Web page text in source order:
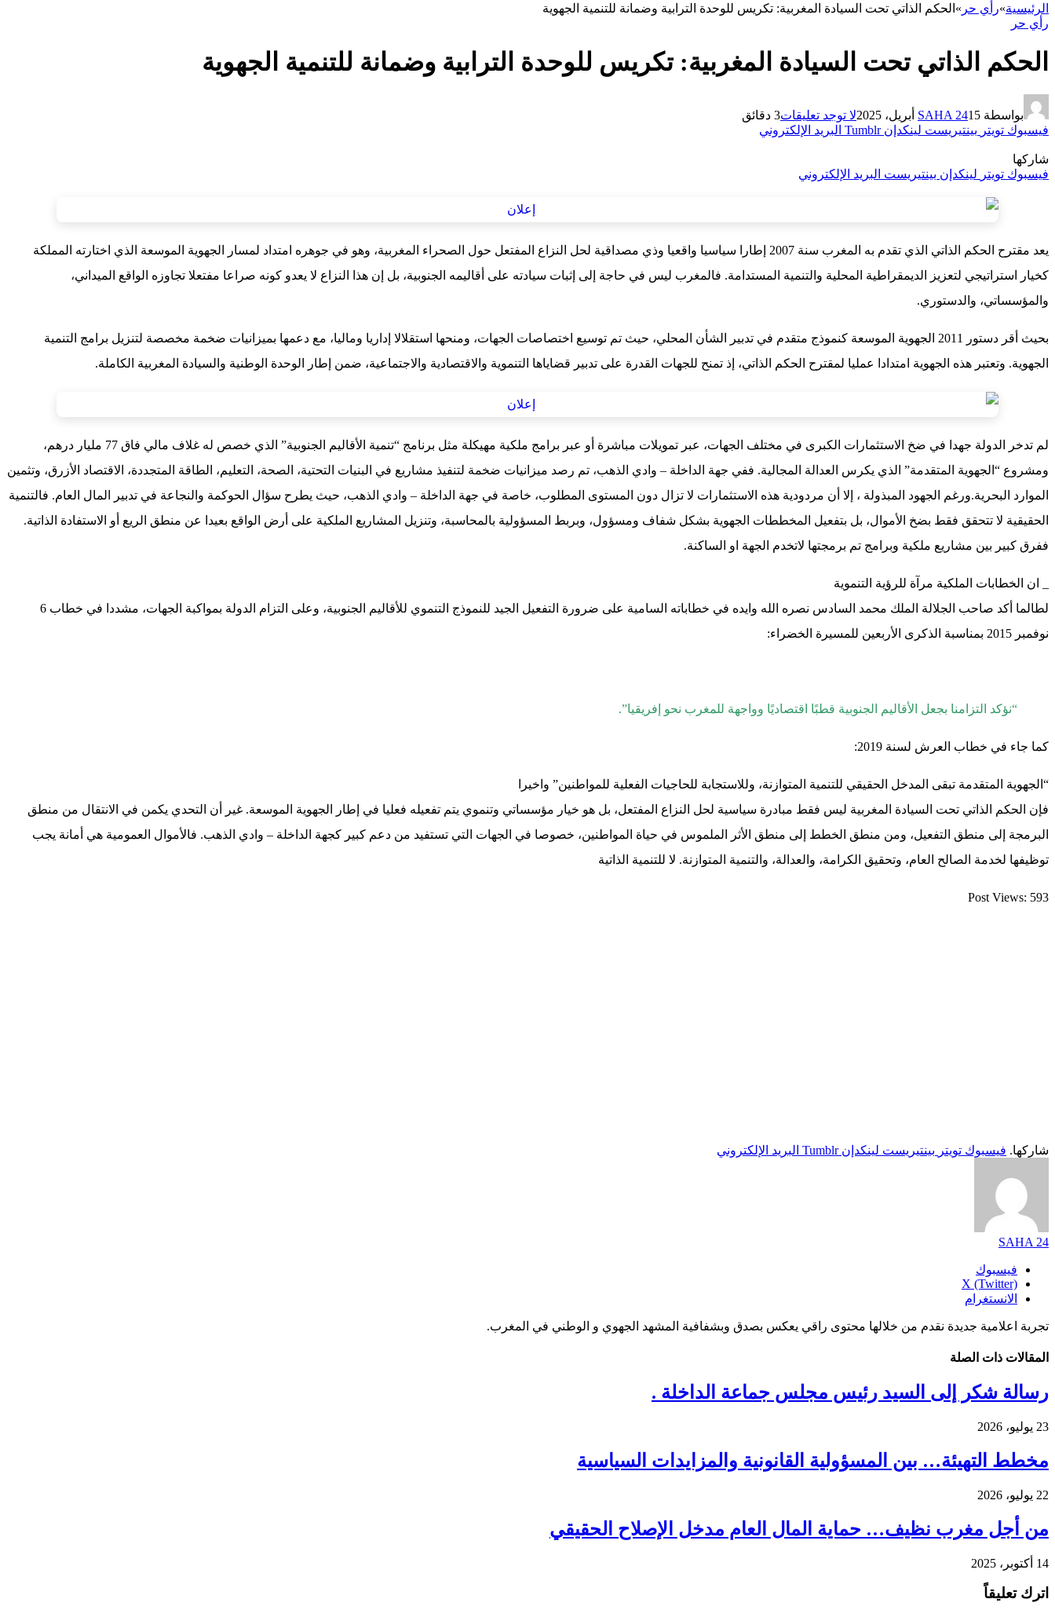
الرئيسية»رأي حر » الحكم الذاتي تحت السيادة المغربية: تكريس للوحدة الترابية وضمانة للتنمية الجهوية
رأي حر
الحكم الذاتي تحت السيادة المغربية: تكريس للوحدة الترابية وضمانة للتنمية الجهوية
بواسطة SAHA 2415 أبريل، 2025 لا توجد تعليقات3 دقائق
فيسبوك تويتر بينتيريست لينكدإن Tumblr البريد الإلكتروني
شاركها
فيسبوك تويتر لينكدإن بينتيريست البريد الإلكتروني
يعد مقترح الحكم الذاتي الذي تقدم به المغرب سنة 2007 إطارا سياسيا واقعيا وذي مصداقية لحل النزاع المفتعل حول الصحراء المغربية، وهو في جوهره امتداد لمسار الجهوية الموسعة الذي اختارته المملكة
كخيار استراتيجي لتعزيز الديمقراطية المحلية والتنمية المستدامة. فالمغرب ليس في حاجة إلى إثبات سيادته على أقاليمه الجنوبية، بل إن هذا النزاع لا يعدو كونه صراعا مفتعلا تجاوزه الواقع الميداني،
والمؤسساتي، والدستوري.
بحيث أقر دستور 2011 الجهوية الموسعة كنموذج متقدم في تدبير الشأن المحلي، حيث تم توسيع اختصاصات الجهات، ومنحها استقلالا إداريا وماليا، مع دعمها بميزانيات ضخمة مخصصة لتنزيل برامج التنمية
الجهوية. وتعتبر هذه الجهوية امتدادا عمليا لمقترح الحكم الذاتي، إذ تمنح للجهات القدرة على تدبير قضاياها التنموية والاقتصادية والاجتماعية، ضمن إطار الوحدة الوطنية والسيادة المغربية الكاملة.
لم تدخر الدولة جهدا في ضخ الاستثمارات الكبرى في مختلف الجهات، عبر تمويلات مباشرة أو عبر برامج ملكية مهيكلة مثل برنامج “تنمية الأقاليم الجنوبية” الذي خصص له غلاف مالي فاق 77 مليار درهم،
ومشروع “الجهوية المتقدمة” الذي يكرس العدالة المجالية. ففي جهة الداخلة – وادي الذهب، تم رصد ميزانيات ضخمة لتنفيذ مشاريع في البنيات التحتية، الصحة، التعليم، الطاقة المتجددة، الاقتصاد الأزرق، وتثمين
الموارد البحرية.ورغم الجهود المبذولة ، إلا أن مردودية هذه الاستثمارات لا تزال دون المستوى المطلوب، خاصة في جهة الداخلة – وادي الذهب، حيث يطرح سؤال الحوكمة والنجاعة في تدبير المال العام. فالتنمية
الحقيقية لا تتحقق فقط بضخ الأموال، بل بتفعيل المخططات الجهوية بشكل شفاف ومسؤول، وبربط المسؤولية بالمحاسبة، وتنزيل المشاريع الملكية على أرض الواقع بعيدا عن منطق الريع أو الاستفادة الذاتية.
ففرق كبير بين مشاريع ملكية وبرامج تم برمجتها لاتخدم الجهة او الساكنة.
_ ان الخطابات الملكية مرآة للرؤية التنموية
لطالما أكد صاحب الجلالة الملك محمد السادس نصره الله وايده في خطاباته السامية على ضرورة التفعيل الجيد للنموذج التنموي للأقاليم الجنوبية، وعلى التزام الدولة بمواكبة الجهات، مشددا في خطاب 6
نوفمبر 2015 بمناسبة الذكرى الأربعين للمسيرة الخضراء:
“نؤكد التزامنا بجعل الأقاليم الجنوبية قطبًا اقتصاديًا وواجهة للمغرب نحو إفريقيا”.
كما جاء في خطاب العرش لسنة 2019:
“الجهوية المتقدمة تبقى المدخل الحقيقي للتنمية المتوازنة، وللاستجابة للحاجيات الفعلية للمواطنين” واخيرا
فإن الحكم الذاتي تحت السيادة المغربية ليس فقط مبادرة سياسية لحل النزاع المفتعل، بل هو خيار مؤسساتي وتنموي يتم تفعيله فعليا في إطار الجهوية الموسعة. غير أن التحدي يكمن في الانتقال من منطق
البرمجة إلى منطق التفعيل، ومن منطق الخطط إلى منطق الأثر الملموس في حياة المواطنين، خصوصا في الجهات التي تستفيد من دعم كبير كجهة الداخلة – وادي الذهب. فالأموال العمومية هي أمانة يجب
توظيفها لخدمة الصالح العام، وتحقيق الكرامة، والعدالة، والتنمية المتوازنة. لا للتنمية الذاتية
Post Views: 593
شاركها. فيسبوك تويتر بينتيريست لينكدإن Tumblr البريد الإلكتروني
SAHA 24
فيسبوك
X (Twitter)
الانستغرام
تجربة اعلامية جديدة نقدم من خلالها محتوى راقي يعكس بصدق وبشفافية المشهد الجهوي و الوطني في المغرب.
المقالات ذات الصلة
رسالة شكر إلى السيد رئيس مجلس جماعة الداخلة .
23 يوليو، 2026
مخطط التهيئة… بين المسؤولية القانونية والمزايدات السياسية
22 يوليو، 2026
من أجل مغرب نظيف… حماية المال العام مدخل الإصلاح الحقيقي
14 أكتوبر، 2025
اترك تعليقاً